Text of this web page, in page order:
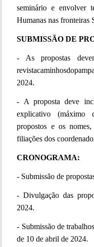
seminário e envolver
Humanas nas fronteiras
SUBMISSÃO DE
- As propostas
2024.
- A proposta deve
explicativo (máximo
propostos e os
filiações dos
CRONOGRAMA:
- Submissão de
- Divulgação das
2024.
- Submissão de
de 10 de abril de 2024.